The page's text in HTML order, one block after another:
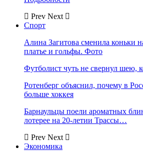
Prev Next
Спорт
Алина Загитова сменила коньки
платье и гольфы. Фото
Футболист чуть не свернул шею,
Ротенберг объяснил, почему в
больше хоккея
Барнаульцы поели ароматных
лотерее на 20-летии Трассы…
Prev Next
Экономика